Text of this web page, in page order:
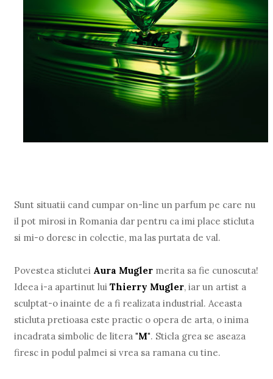
Sunt situatii cand cumpar on-line un parfum pe care nu
il pot mirosi in Romania dar pentru ca imi place sticluta
si mi-o doresc in colectie, ma las purtata de val.
Povestea sticlutei Aura Mugler merita sa fie cunoscuta!
Ideea i-a apartinut luiThierry Mugler, iar un artist a
sculptat-o inainte de a fi realizata industrial. Aceasta
sticluta pretioasa este practic o opera de arta, o inima
incadrata simbolic de litera"M". Sticla grea se aseaza
firesc in podul palmei si vrea sa ramana cu tine.